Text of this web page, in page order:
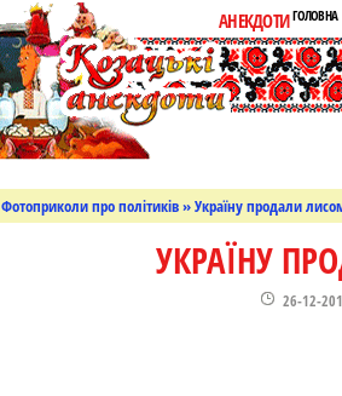
АНЕКДОТИГОЛОВНА
Фотоприколи про політиків» Україну продали
УКРАЇНУ
26-12-